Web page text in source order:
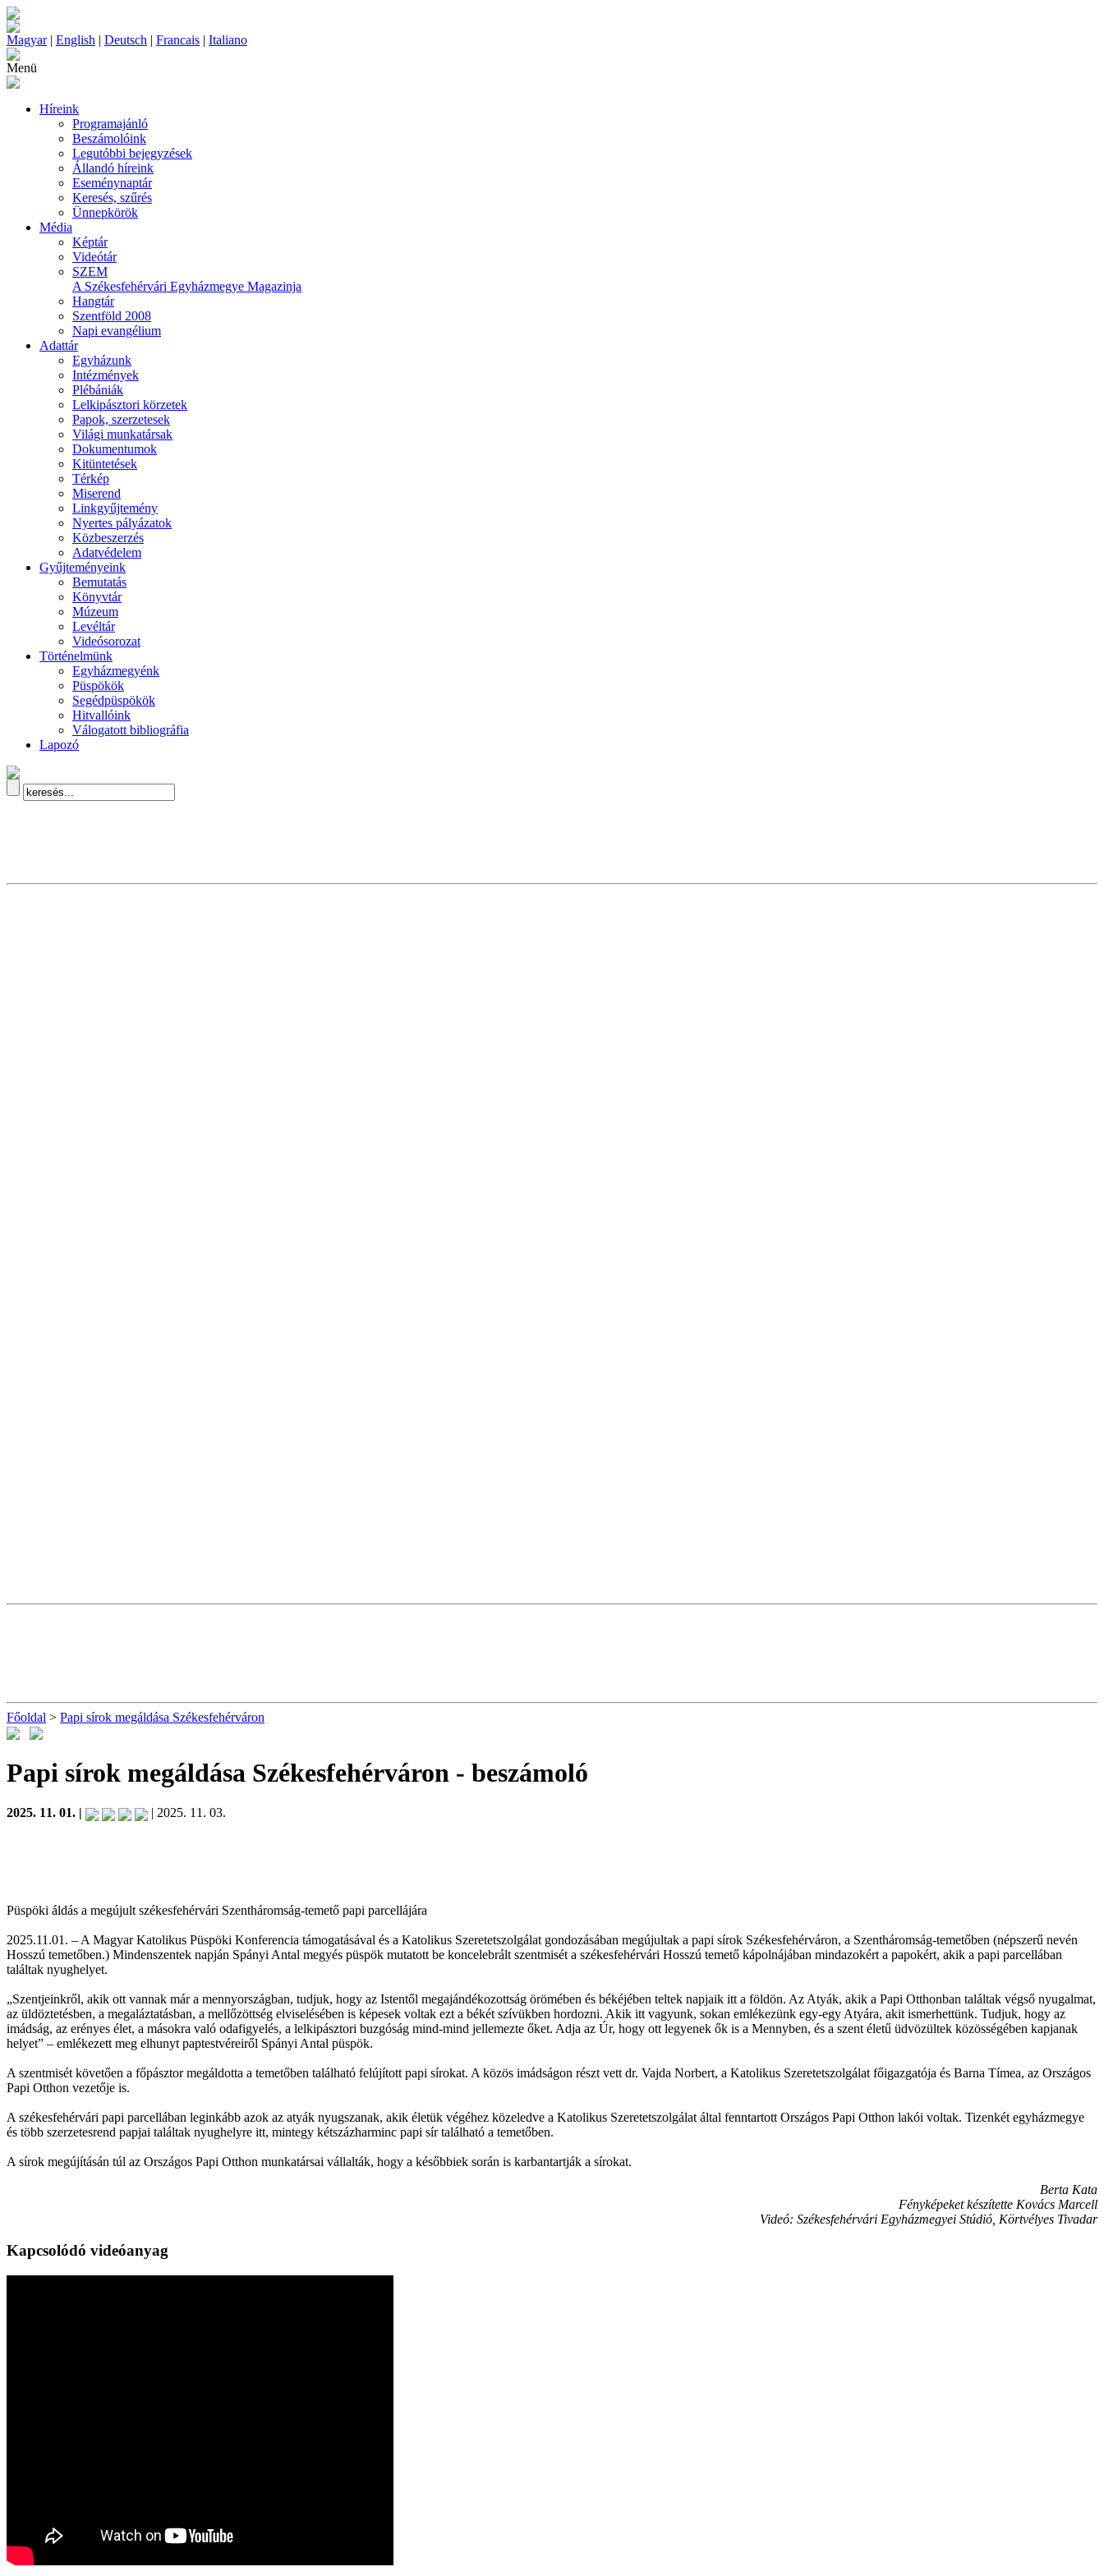
Magyar| English | Deutsch | Francais | Italiano
Menü
Híreink
Programajánló
Beszámolóink
Legutóbbi bejegyzések
Állandó híreink
Eseménynaptár
Keresés, szűrés
Ünnepkörök
Média
Képtár
Videótár
SZEM
A Székesfehérvári Egyházmegye Magazinja
Hangtár
Szentföld 2008
Napi evangélium
Adattár
Egyházunk
Intézmények
Plébániák
Lelkipásztori körzetek
Papok, szerzetesek
Világi munkatársak
Dokumentumok
Kitüntetések
Térkép
Miserend
Linkgyűjtemény
Nyertes pályázatok
Közbeszerzés
Adatvédelem
Gyűjteményeink
Bemutatás
Könyvtár
Múzeum
Levéltár
Videósorozat
Történelmünk
Egyházmegyénk
Püspökök
Segédpüspökök
Hitvallóink
Válogatott bibliográfia
Lapozó
Főoldal > Papi sírok megáldása Székesfehérváron
Papi sírok megáldása Székesfehérváron - beszámoló
2025. 11. 01. | | 2025. 11. 03.
Püspöki áldás a megújult székesfehérvári Szentháromság-temető papi parcellájára
2025.11.01. – A Magyar Katolikus Püspöki Konferencia támogatásával és a Katolikus Szeretetszolgálat gondozásában megújultak a papi sírok Székesfehérváron, a Szentháromság-temetőben (népszerű nevén
Hosszú temetőben.) Mindenszentek napján Spányi Antal megyés püspök mutatott be koncelebrált szentmisét a székesfehérvári Hosszú temető kápolnájában mindazokért a papokért, akik a papi parcellában
találtak nyughelyet.
„Szentjeinkről, akik ott vannak már a mennyországban, tudjuk, hogy az Istentől megajándékozottság örömében és békéjében teltek napjaik itt a földön. Az Atyák, akik a Papi Otthonban találtak végső nyugalmat,
az üldöztetésben, a megaláztatásban, a mellőzöttség elviselésében is képesek voltak ezt a békét szívükben hordozni. Akik itt vagyunk, sokan emlékezünk egy-egy Atyára, akit ismerhettünk. Tudjuk, hogy az
imádság, az erényes élet, a másokra való odafigyelés, a lelkipásztori buzgóság mind-mind jellemezte őket. Adja az Úr, hogy ott legyenek ők is a Mennyben, és a szent életű üdvözültek közösségében kapjanak
helyet” – emlékezett meg elhunyt paptestvéreiről Spányi Antal püspök.
A szentmisét követően a főpásztor megáldotta a temetőben található felújított papi sírokat. A közös imádságon részt vett dr. Vajda Norbert, a Katolikus Szeretetszolgálat főigazgatója és Barna Tímea, az Országos
Papi Otthon vezetője is.
A székesfehérvári papi parcellában leginkább azok az atyák nyugszanak, akik életük végéhez közeledve a Katolikus Szeretetszolgálat által fenntartott Országos Papi Otthon lakói voltak. Tizenkét egyházmegye
és több szerzetesrend papjai találtak nyughelyre itt, mintegy kétszázharminc papi sír található a temetőben.
A sírok megújításán túl az Országos Papi Otthon munkatársai vállalták, hogy a későbbiek során is karbantartják a sírokat.
Berta Kata
Fényképeket készítette Kovács Marcell
Videó: Székesfehérvári Egyházmegyei Stúdió, Körtvélyes Tivadar
Kapcsolódó videóanyag